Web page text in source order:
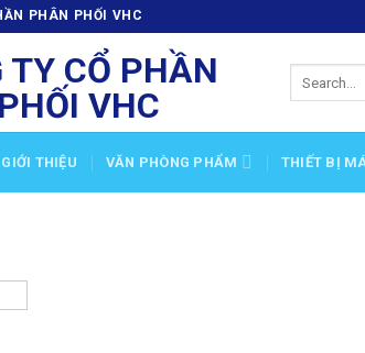
PHÂN PHỐI VHC
GIỚI THIỆU VĂN PHÒNG PHẨM THIẾT BỊ